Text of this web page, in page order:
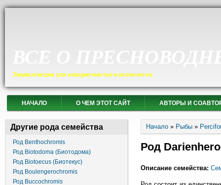
Энциклопедия для аквариумистов и ихтиологов
НАЧАЛО О ЧЕМ ЭТОТ САЙТ АВТОРЫ И
Другие рода семейства
Род Benthochromis
Род Biotodoma (Биотодома)
Род Biotoecus (Биотекус)
Род Boulengerochromis
Род Buccochromis
Вы здесь
Начало » Рыбы »
Род
Описание семейства: